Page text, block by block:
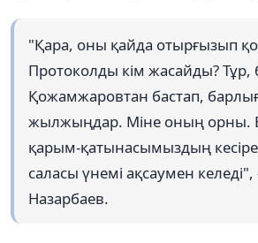
"Қара, оны қайда отырғызып
Протоколды кім жасайды? Тұр,
Қожамжаровтан бастап,
жылжыңдар. Міне оның орны.
қарым-қатынасымыздың
саласы үнемі ақсаумен келеді",
Назарбаев.